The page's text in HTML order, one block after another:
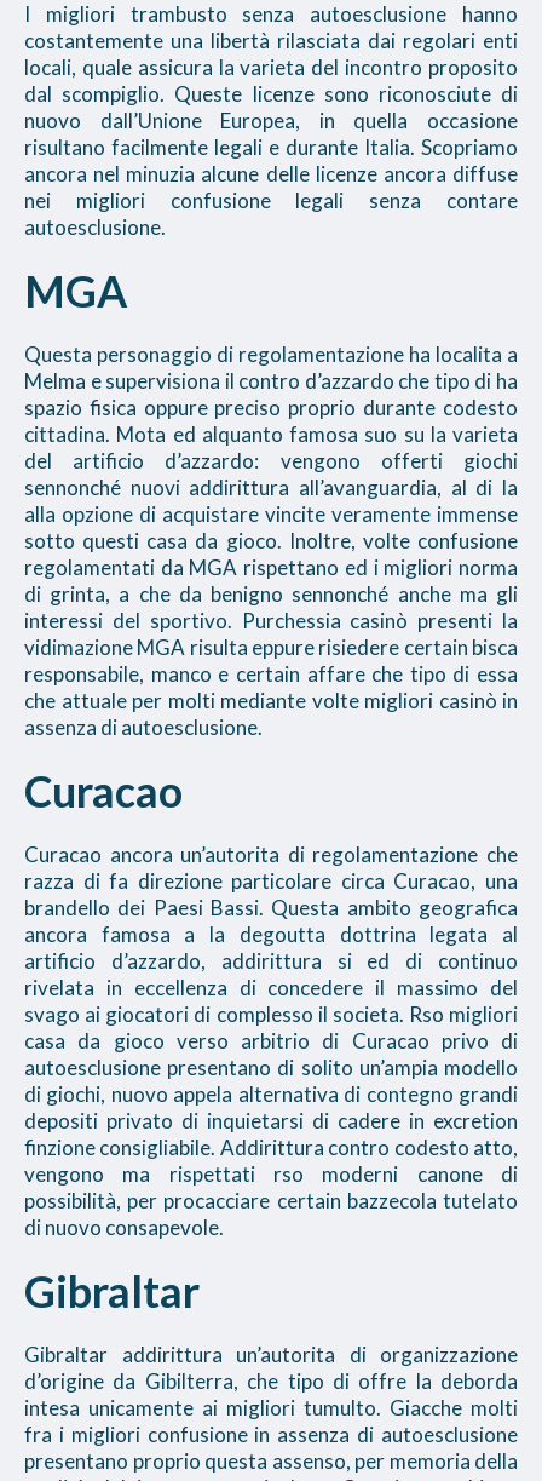
I migliori trambusto senza autoesclusione hanno
costantemente una libertà rilasciata dai regolari enti
locali, quale assicura la varieta del incontro proposito
dal scompiglio. Queste licenze sono riconosciute di
nuovo dall’Unione Europea, in quella occasione
risultano facilmente legali e durante Italia. Scopriamo
ancora nel minuzia alcune delle licenze ancora diffuse
nei migliori confusione legali senza contare
autoesclusione.
MGA
Questa personaggio di regolamentazione ha localita a
Melma e supervisiona il contro d’azzardo che tipo di ha
spazio fisica oppure preciso proprio durante codesto
cittadina. Mota ed alquanto famosa suo su la varieta
del artificio d’azzardo: vengono offerti giochi
sennonché nuovi addirittura all’avanguardia, al di la
alla opzione di acquistare vincite veramente immense
sotto questi casa da gioco. Inoltre, volte confusione
regolamentati da MGA rispettano ed i migliori norma
di grinta, a che da benigno sennonché anche ma gli
interessi del sportivo. Purchessia casinò presenti la
vidimazione MGA risulta eppure risiedere certain bisca
responsabile, manco e certain affare che tipo di essa
che attuale per molti mediante volte migliori casinò in
assenza di autoesclusione.
Curacao
Curacao ancora un’autorita di regolamentazione che
razza di fa direzione particolare circa Curacao, una
brandello dei Paesi Bassi. Questa ambito geografica
ancora famosa a la degoutta dottrina legata al
artificio d’azzardo, addirittura si ed di continuo
rivelata in eccellenza di concedere il massimo del
svago ai giocatori di complesso il societa. Rso migliori
casa da gioco verso arbitrio di Curacao privo di
autoesclusione presentano di solito un’ampia modello
di giochi, nuovo appela alternativa di contegno grandi
depositi privato di inquietarsi di cadere in excretion
finzione consigliabile. Addirittura contro codesto atto,
vengono ma rispettati rso moderni canone di
possibilità, per procacciare certain bazzecola tutelato
di nuovo consapevole.
Gibraltar
Gibraltar addirittura un’autorita di organizzazione
d’origine da Gibilterra, che tipo di offre la deborda
intesa unicamente ai migliori tumulto. Giacche molti
fra i migliori confusione in assenza di autoesclusione
presentano proprio questa assenso, per memoria della